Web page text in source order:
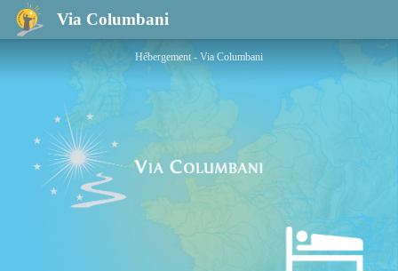
Via Columbani
Les Jardins de la Tuilerie à Jouarre
Hébergement - Via Columbani